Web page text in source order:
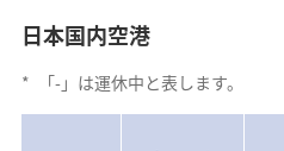
日本国内空港
* 「-」は運休中と表します。